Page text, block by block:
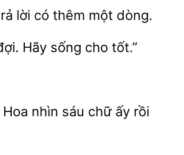
lời có một
sống
nhìn sáu chữ ấy rồi